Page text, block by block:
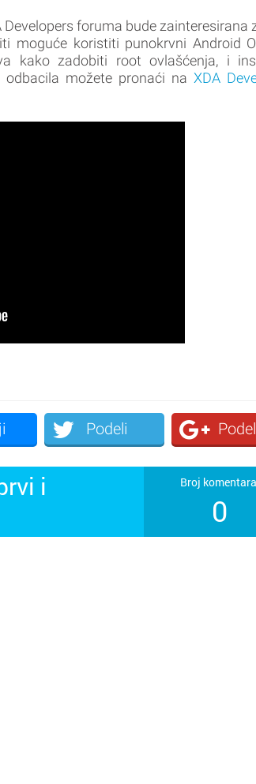
foruma bude zainteresirana
moguće koristiti punokrvni Android
kako zadobiti root ovlašćenja, i
odbacila možete pronaći na XDA
Podeli
i
Broj
0